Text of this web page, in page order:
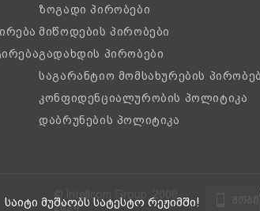
ზოგადი პირობები
მიწოდების პირობები
გადახდის პირობები
საგარანტიო მომსახურების
კონფიდენციალურობის პოლიტიკა
დაბრუნების პოლიტიკა
2024
საიტი მუშაობს სატესტო რეჟიმში!